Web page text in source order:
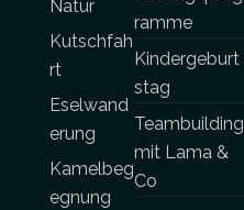
Natur
Kutschfah
rt
Eselwand
erung
Kamelbeg
egnung
ramme
Kindergeburt
stag
Teambuilding
mit Lama &
Co